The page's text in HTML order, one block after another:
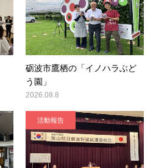
砺波市鷹栖の「イノハラぶど
う園」
2026.08.8
活動報告